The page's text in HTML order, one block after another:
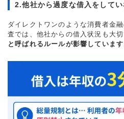
2.他社から過度な借入をしてい
ダイレクトワンのような消費者金
査では、他社からの借入状況も大切
と呼ばれるルールが影響しています